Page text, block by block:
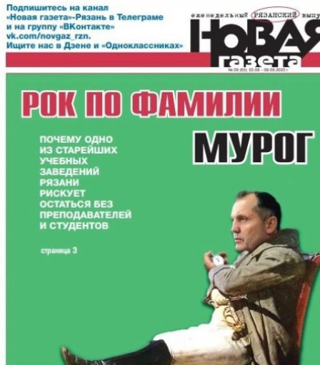
Перейти к основному содержанию